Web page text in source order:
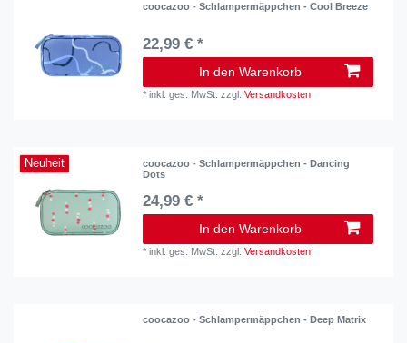
coocazoo - Schlampermäppchen - Cool Breeze
22,99 € *
In den Warenkorb
*inkl. ges. MwSt. zzgl.Versandkosten
Neuheit
coocazoo - Schlampermäppchen - Dancing
Dots
24,99 € *
In den Warenkorb
*inkl. ges. MwSt. zzgl.Versandkosten
coocazoo - Schlampermäppchen - Deep Matrix